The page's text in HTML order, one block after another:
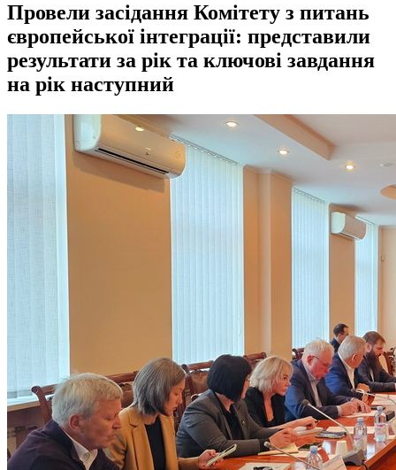
Провели засідання Комітету з питань
європейської інтеграції: представили
результати за рік та ключові завдання
на рік наступний